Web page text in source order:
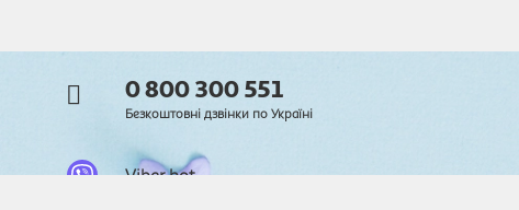
0 800 300 551
Безкоштовні дзвінки по Україні
Viber bot